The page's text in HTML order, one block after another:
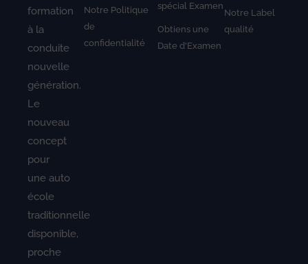
formation
à la
conduite
nouvelle
génération.
Le
nouveau
concept
pour
une auto
école
traditionnelle
disponible,
proche
Notre Politique
de
confidentialité
spécial Examen
Obtiens une
Date d'Examen
Notre Label
qualité